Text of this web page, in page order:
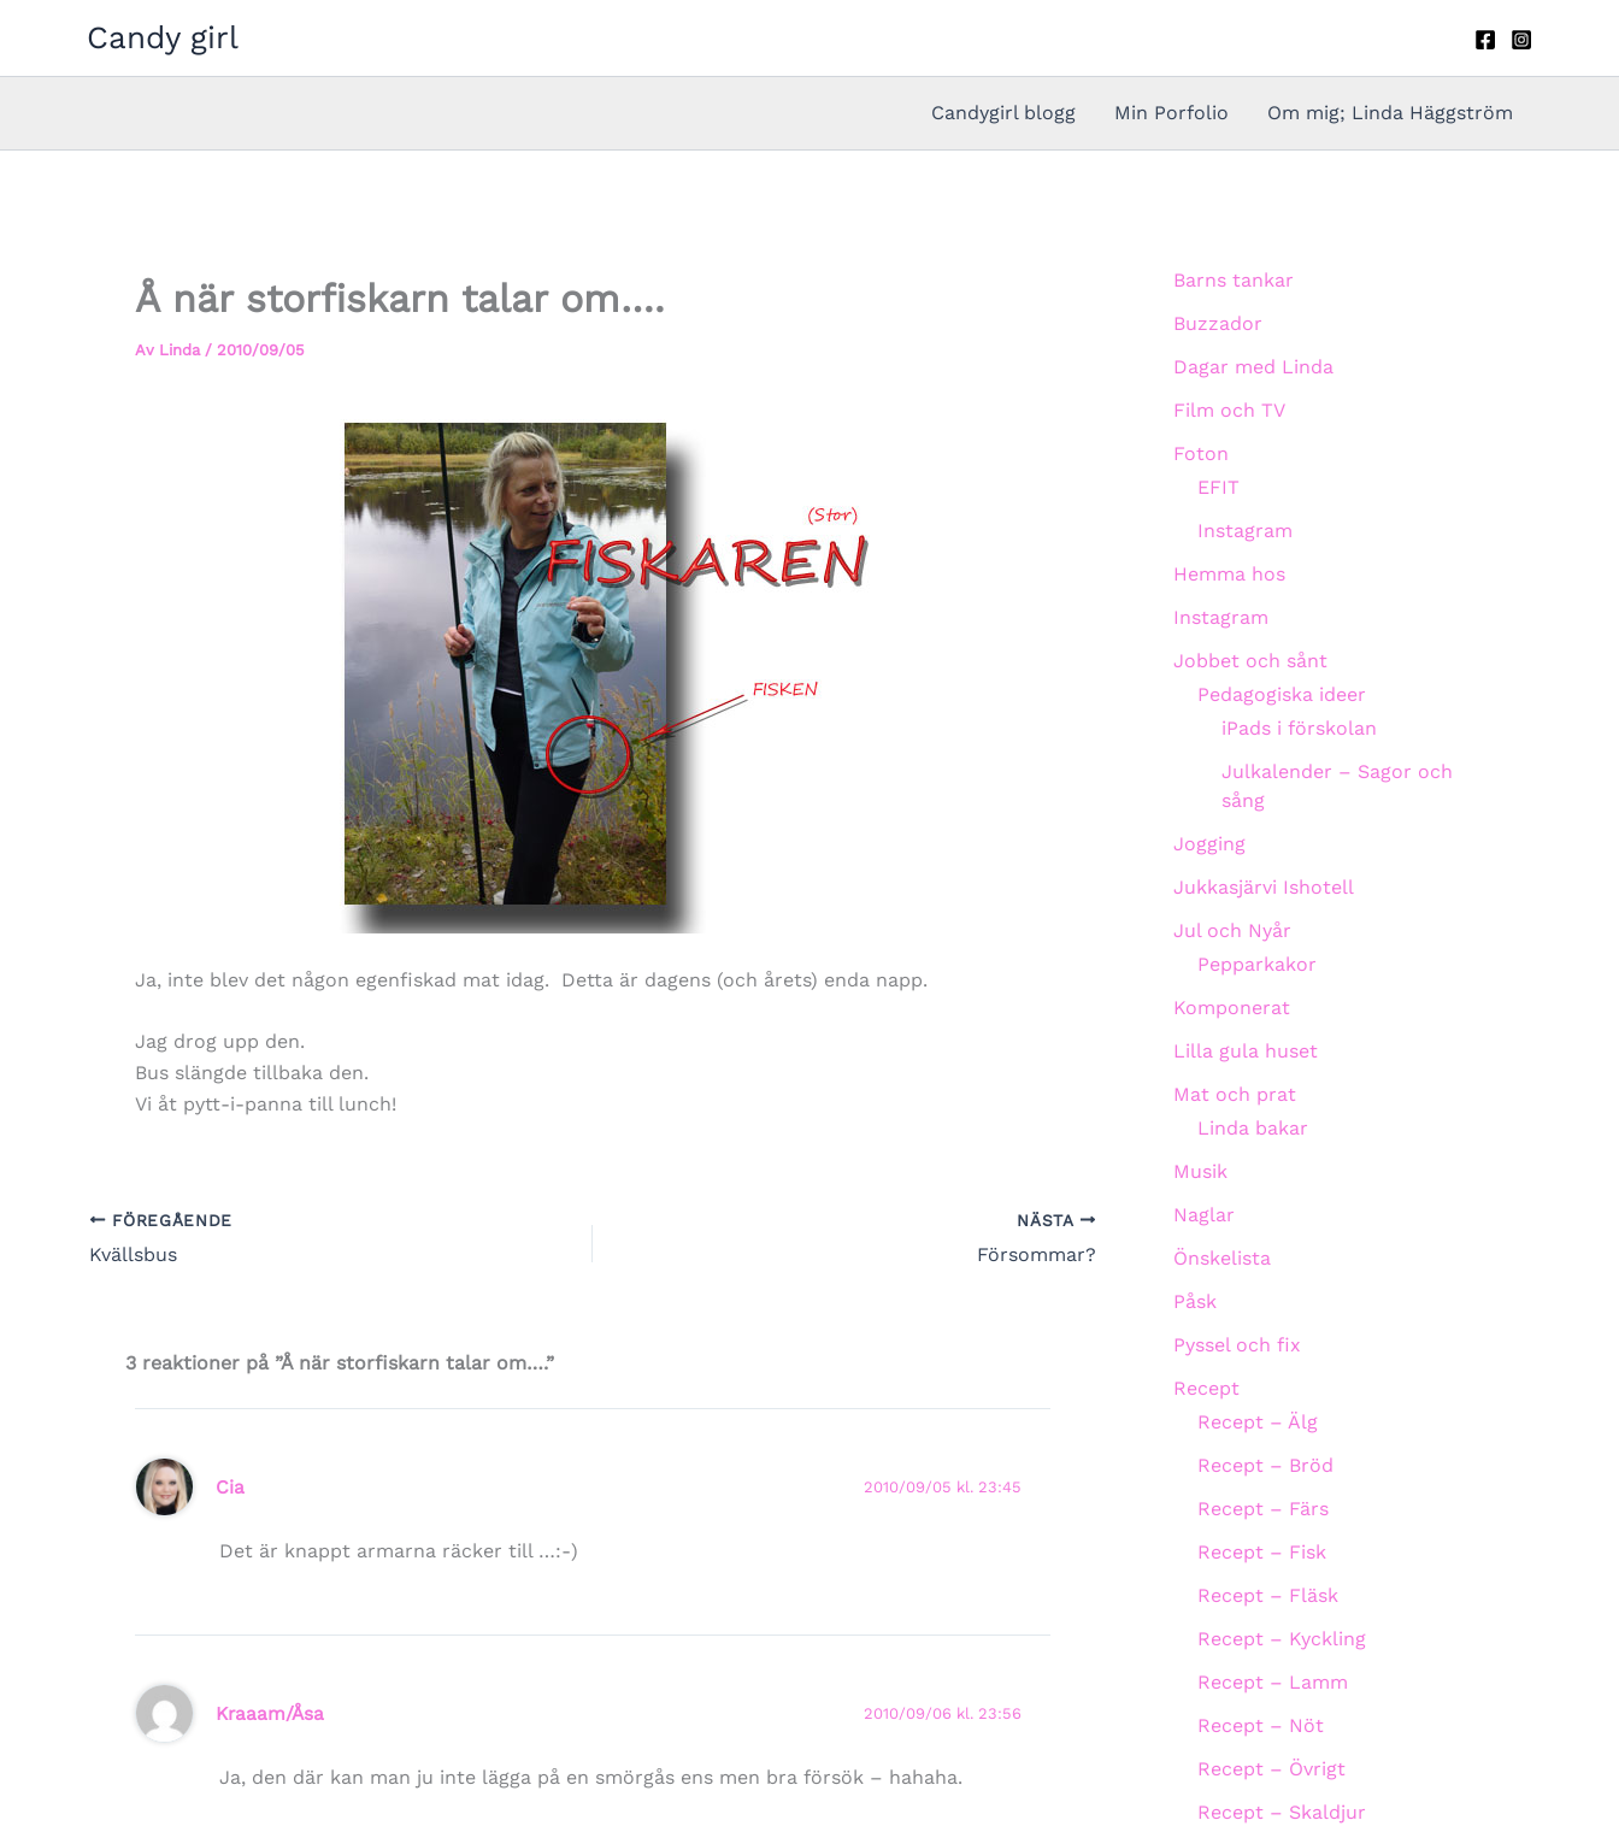
innehåll
Candy girl
Candygirl blogg Min Porfolio Om mig; Linda Häggström
Å när storfiskarn talar om….
Av Linda / 2010/09/05
Ja, inte blev det någon egenfiskad mat idag. Detta är dagens (och årets) enda napp.
Jag drog upp den.
Bus slängde tillbaka den.
Vi åt pytt-i-panna till lunch!
FÖREGÅENDE
Kvällsbus
NÄSTA
Försommar?
3 reaktioner på ”Å när storfiskarn talar om….”
Cia 2010/09/05 kl. 23:45
Det är knappt armarna räcker till …:-)
Kraaam/Åsa 2010/09/06 kl. 23:56
Ja, den där kan man ju inte lägga på en smörgås ens men bra försök – hahaha.
Barns tankar
Buzzador
Dagar med Linda
Film och TV
Foton
EFIT
Instagram
Hemma hos
Instagram
Jobbet och sånt
Pedagogiska ideer
iPads i förskolan
Julkalender – Sagor och
sång
Jogging
Jukkasjärvi Ishotell
Jul och Nyår
Pepparkakor
Komponerat
Lilla gula huset
Mat och prat
Linda bakar
Musik
Naglar
Önskelista
Påsk
Pyssel och fix
Recept
Recept – Älg
Recept – Bröd
Recept – Färs
Recept – Fisk
Recept – Fläsk
Recept – Kyckling
Recept – Lamm
Recept – Nöt
Recept – Övrigt
Recept – Skaldjur